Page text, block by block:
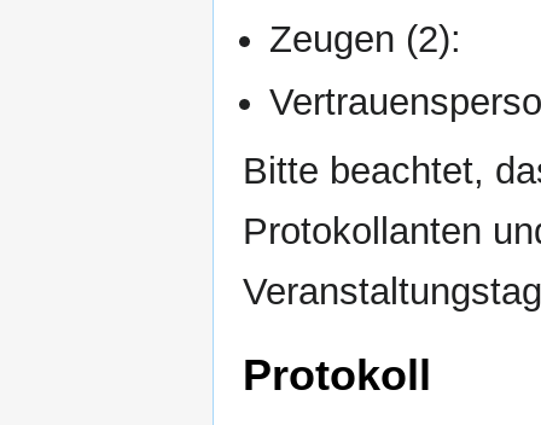
Zeugen (2):
Bitte beachtet,
Protokollanten
Protokoll